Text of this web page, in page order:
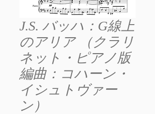
J.S. バッハ：G線上
のアリア （クラリ
ネット・ピアノ版
編曲：コハーン・
イシュトヴァー
ン）